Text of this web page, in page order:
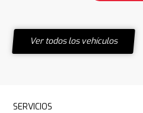
Ver todos los vehículos
SERVICIOS